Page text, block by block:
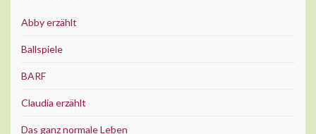
Abby erzählt
Ballspiele
BARF
Claudia erzählt
Das ganz normale Leben